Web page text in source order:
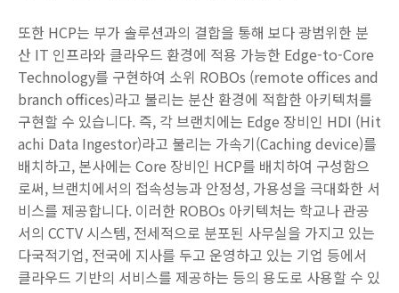
또한 HCP는 부가 솔루션과의 결합을 통해 보다 광범위한 분
산 IT 인프라와 클라우드 환경에 적용 가능한 Edge-to-Core
Technology를 구현하여 소위 ROBOs (remote offices and
branch offices)라고 불리는 분산 환경에 적합한 아키텍처를
구현할 수 있습니다. 즉, 각 브랜치에는 Edge 장비인 HDI (Hit
achi Data Ingestor)라고 불리는 가속기(Caching device)를
배치하고, 본사에는 Core 장비인 HCP를 배치하여 구성함으
로써, 브랜치에서의 접속성능과 안정성, 가용성을 극대화한 서
비스를 제공합니다. 이러한 ROBOs 아키텍처는 학교나 관공
서의 CCTV 시스템, 전세적으로 분포된 사무실을 가지고 있는
다국적기업, 전국에 지사를 두고 운영하고 있는 기업 등에서
클라우드 기반의 서비스를 제공하는 등의 용도로 사용할 수 있